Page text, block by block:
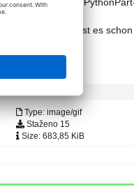
möchte, ist es schon
Type: image/gif
Staženo 15
Size: 683,85 KiB